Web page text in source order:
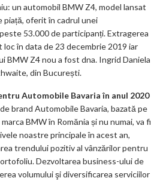
un automobil BMW Z4, model lansat
piață, oferit în cadrul unei
53.000 de participanți. Extragerea
în data de 23 decembrie 2019 iar
BMW Z4 nou a fost dna. Ingrid Daniela
din București.
Automobile Bavaria în anul 2020
brand Automobile Bavaria, bazată pe
BMW în Romănia și nu numai, va fi
noastre principale în acest an,
trendului pozitiv al vânzărilor pentru
Dezvoltarea business-ului de
volumului şi diversificarea serviciilor